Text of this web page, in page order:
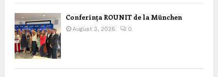
Conferința ROUNIT de la München
August 3, 2026 0